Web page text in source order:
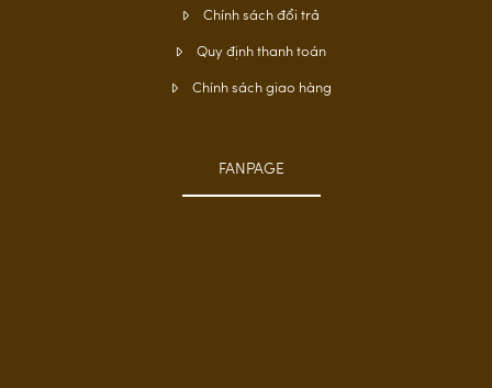
Chính sách đổi trả
Quy định thanh toán
Chính sách giao hàng
FANPAGE